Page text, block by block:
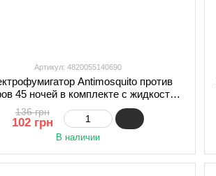
Артикул: 4820055140690
Antimosquito против
45 ночей в комплекте с жидкостью
136 грн
102 грн
В наличии